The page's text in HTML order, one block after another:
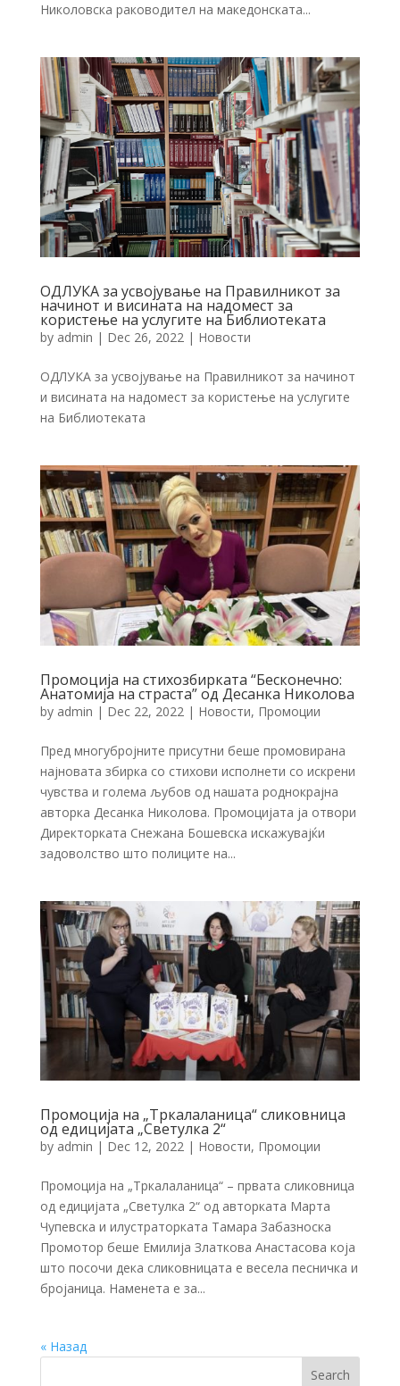
Николовска раководител на македонската...
ОДЛУКА за усвојување на Правилникот за
начинот и висината на надомест за
користење на услугите на Библиотеката
by admin | Dec 26, 2022| Новости
ОДЛУКА за усвојување на Правилникот за начинот
и висината на надомест за користење на услугите
на Библиотеката
Промоција на стихозбирката “Бесконечно:
Анатомија на страста” од Десанка Николова
by admin | Dec 22, 2022 | Новости, Промоции
Пред многубројните присутни беше промовирана
најновата збирка со стихови исполнети со искрени
чувства и голема љубов од нашата роднокрајна
авторка Десанка Николова. Промоцијата ја отвори
Директорката Снежана Бошевска искажувајќи
задоволство што полиците на...
Промоција на „Тркалаланица“ сликовница
од едицијата „Светулка 2“
by admin | Dec 12, 2022| Новости, Промоции
Промоција на „Тркалаланица“ – првата сликовница
од едицијата „Светулка 2“ од авторката Марта
Чупевска и илустраторката Тамара Забазноска
Промотор беше Емилија Златкова Анастасова која
што посочи дека сликовницата е весела песничка и
бројаница. Наменета е за...
« Назад
Search